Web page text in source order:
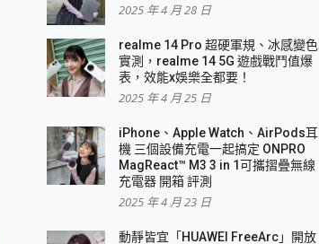
2025 年 4 月 28 日
realme 14 Pro 超硬軍規、冰感變色
實測，realme 14 5G 遊戲戰鬥值爆
表，效能x娛樂全都要！
2025 年 4 月 25 日
iPhone、Apple Watch、AirPods耳
機 三個設備充電一起搞定 ONPRO
MagReact™ M3 3 in 1可攜摺疊無線
充電器 開箱 評測
2025 年 4 月 23 日
動靜皆宜「HUAWEI FreeArc」開放